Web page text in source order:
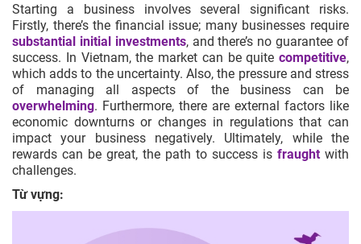
Starting a business involves several significant risks.
Firstly, there’s the financial issue; many businesses require
substantial initial investments, and there’s no guarantee of
success. In Vietnam, the market can be quite competitive,
which adds to the uncertainty. Also, the pressure and stress
of managing all aspects of the business can be
overwhelming. Furthermore, there are external factors like
economic downturns or changes in regulations that can
impact your business negatively. Ultimately, while the
rewards can be great, the path to success is fraught with
challenges.
Từ vựng: